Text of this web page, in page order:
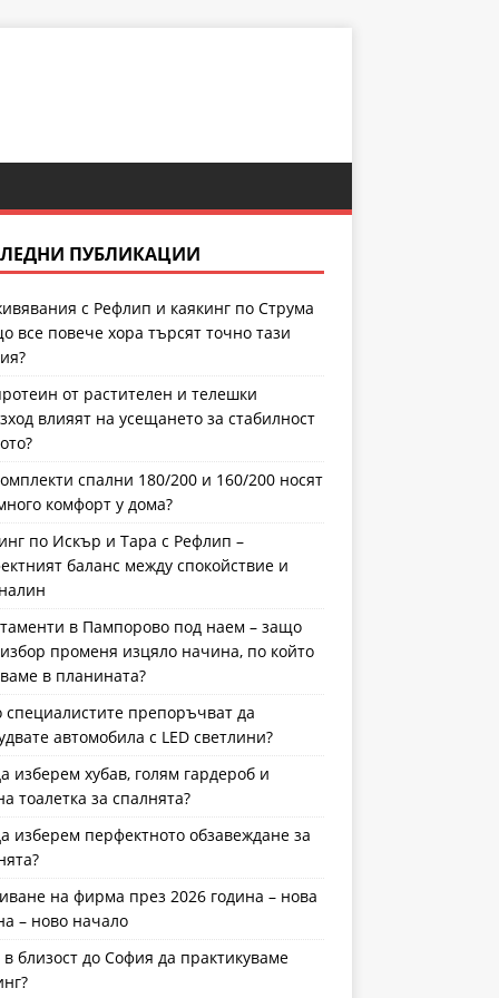
ПУБЛИКАЦИИ
с Рефлип и каякинг по Струма
все повече хора търсят точно тази
от растителен и телешки
влияят на усещането за стабилност
спални 180/200 и 160/200 носят
комфорт у дома?
по Искър и Тара с Рефлип –
баланс между спокойствие и
в Пампорово под наем – защо
променя изцяло начина, по който
в планината?
препоръчват да
автомобила с LED светлини?
изберем хубав, голям гардероб и
тоалетка за спалнята?
изберем перфектното обзавеждане за
на фирма през 2026 година – нова
– ново начало
близост до София да практикуваме